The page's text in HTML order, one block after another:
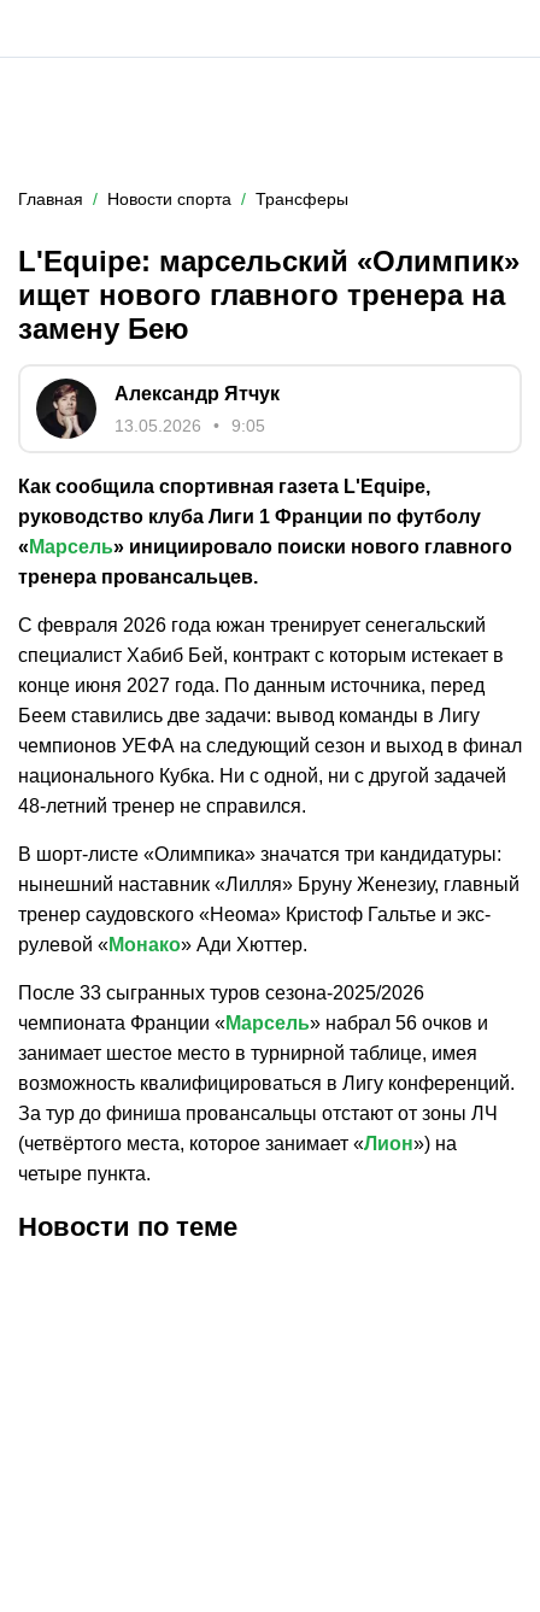
Главная Новости спорта Трансферы
L'Equipe: марсельский «Олимпик»
ищет нового главного тренера на
замену Бею
Александр Ятчук
13.05.2026 9:05
Как сообщила спортивная газета L'Equipe,
руководство клуба Лиги 1 Франции по футболу
« Марсель» инициировало поиски нового главного
тренера провансальцев.
С февраля 2026 года южан тренирует сенегальский
специалист Хабиб Бей, контракт с которым истекает в
конце июня 2027 года. По данным источника, перед
Беем ставились две задачи: вывод команды в Лигу
чемпионов УЕФА на следующий сезон и выход в финал
национального Кубка. Ни с одной, ни с другой задачей
48-летний тренер не справился.
В шорт-листе «Олимпика» значатся три кандидатуры:
нынешний наставник «Лилля» Бруну Женезиу, главный
тренер саудовского «Неома» Кристоф Гальтье и экс-
рулевой «Монако» Ади Хюттер.
После 33 сыгранных туров сезона-2025/2026
чемпионата Франции «Марсель» набрал 56 очков и
занимает шестое место в турнирной таблице, имея
возможность квалифицироваться в Лигу конференций.
За тур до финиша провансальцы отстают от зоны ЛЧ
(четвёртого места, которое занимает «Лион») на
четыре пункта.
Новости по теме